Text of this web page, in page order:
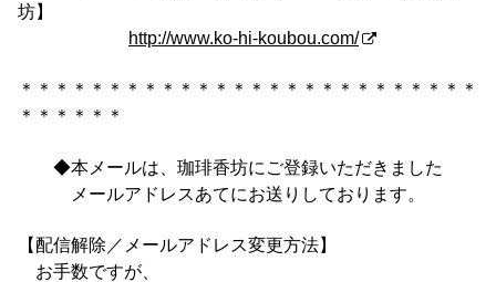
坊】
http://www.ko-hi-koubou.com/
＊＊＊＊＊＊＊＊＊＊＊＊＊＊＊＊＊＊＊＊＊＊＊＊＊＊
＊＊＊＊＊＊
◆本メールは、珈琲香坊にご登録いただきました
メールアドレスあてにお送りしております。
【配信解除／メールアドレス変更方法】
お手数ですが、